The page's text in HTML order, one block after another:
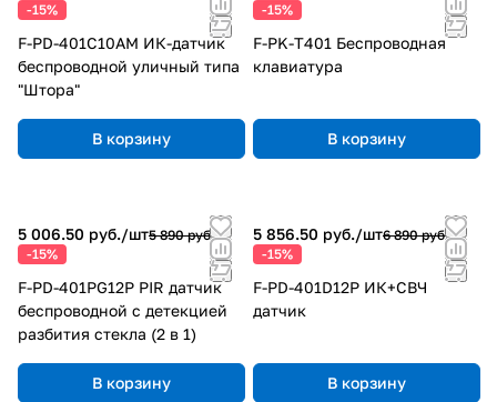
-15%
F-PD-401C10AM ИК-датчик
беспроводной уличный типа
"Штора"
В корзину
-15%
F-PK-T401 Беспроводная
клавиатура
В корзину
5 006.50 руб./шт5 890 руб.
-15%
F-PD-401PG12P PIR датчик
беспроводной с детекцией
разбития стекла (2 в 1)
В корзину
5 856.50 руб./шт6 890 руб.
-15%
F-PD-401D12P ИК+СВЧ
датчик
В корзину